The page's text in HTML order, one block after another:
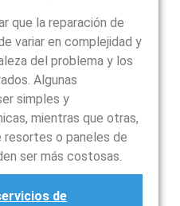
que la reparación de
variar en complejidad y
del problema y los
Algunas
simples y
mientras que otras,
o paneles de
ser más costosas.
de